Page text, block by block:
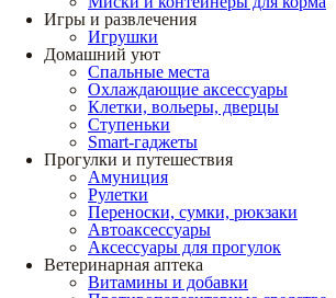
Игры и развлечения
Игрушки
Домашний уют
Спальные места
Охлаждающие аксессуары
Клетки, вольеры, дверцы
Ступеньки
Smart-гаджеты
Прогулки и путешествия
Амуниция
Рулетки
Переноски, сумки, рюкзаки
Автоаксессуары
Аксессуары для прогулок
Ветеринарная аптека
Витамины и добавки